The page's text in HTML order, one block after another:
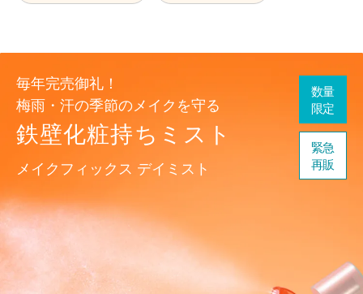
数量
限定
緊急
再販
毎年完売御礼！
梅雨・汗の季節のメイクを守る
鉄壁化粧持ちミスト
メイクフィックス デイミスト